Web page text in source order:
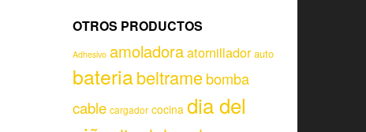
OTROS PRODUCTOS
Adhesivo amoladoraatornillador auto
bateriabeltramebomba
cable cargador cocina dia del